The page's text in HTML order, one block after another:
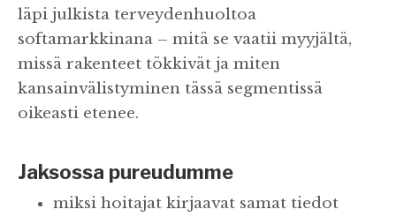
läpi julkista terveydenhuoltoa
softamarkkinana – mitä se vaatii myyjältä,
missä rakenteet tökkivät ja miten
kansainvälistyminen tässä segmentissä
oikeasti etenee.
Jaksossa pureudumme
miksi hoitajat kirjaavat samat tiedot